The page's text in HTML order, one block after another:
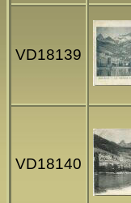
VD18139
VD18140